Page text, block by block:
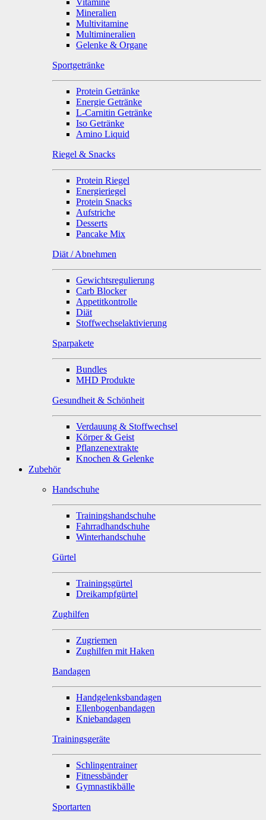
Mineralien
Multivitamine
Multimineralien
Gelenke & Organe
Sportgetränke
Protein Getränke
Energie Getränke
L-Carnitin Getränke
Iso Getränke
Amino Liquid
Riegel & Snacks
Protein Riegel
Energieriegel
Protein Snacks
Aufstriche
Desserts
Pancake Mix
Diät / Abnehmen
Gewichtsregulierung
Carb Blocker
Appetitkontrolle
Diät
Stoffwechselaktivierung
Sparpakete
Bundles
MHD Produkte
Gesundheit & Schönheit
Verdauung & Stoffwechsel
Körper & Geist
Pflanzenextrakte
Knochen & Gelenke
Zubehör
Handschuhe
Trainingshandschuhe
Fahrradhandschuhe
Winterhandschuhe
Gürtel
Trainingsgürtel
Dreikampfgürtel
Zughilfen
Zugriemen
Zughilfen mit Haken
Bandagen
Handgelenksbandagen
Ellenbogenbandagen
Kniebandagen
Trainingsgeräte
Schlingentrainer
Fitnessbänder
Gymnastikbälle
Sportarten